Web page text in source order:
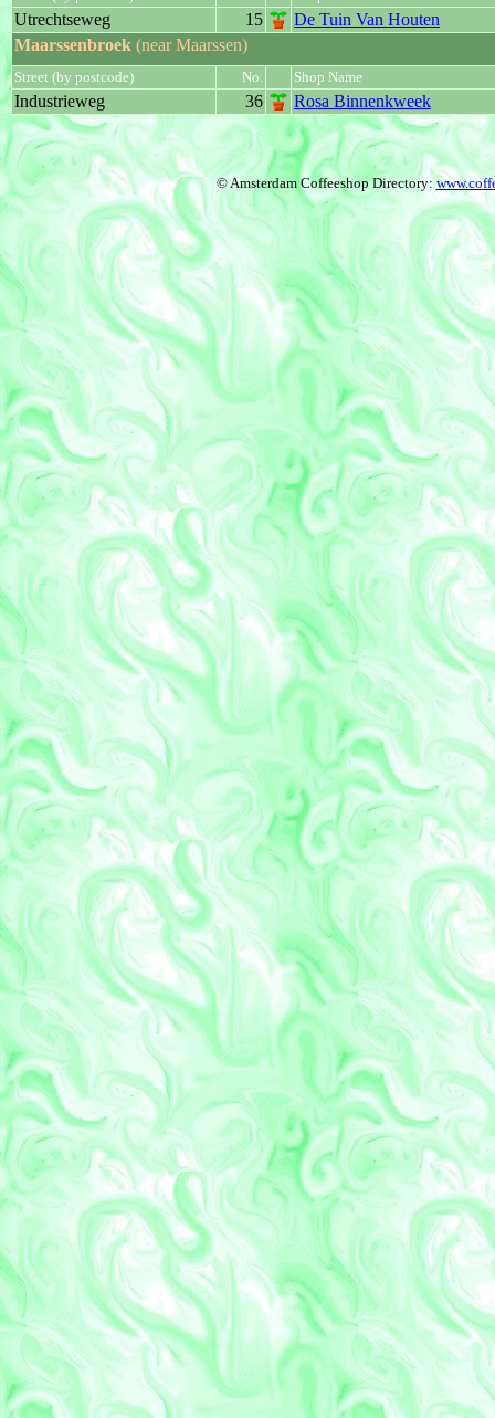
Utrechtseweg 15
De Tuin Van Houten
Maarssenbroek (near Maarssen)
Street (by postcode) No. Shop Name
Industrieweg 36 Rosa Binnenkweek
© Amsterdam Coffeeshop Directory: